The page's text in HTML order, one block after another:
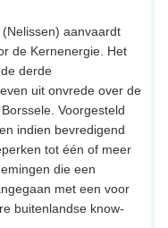
aanvaardt
de Kernenergie. Het
derde
uit onvrede over de
Voorgesteld
indien bevredigend
tot één of meer
die een
met een voor
buitenlandse know-